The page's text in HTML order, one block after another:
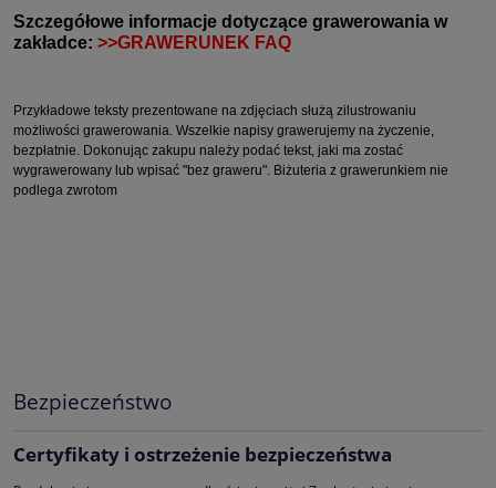
Szczegółowe informacje dotyczące grawerowania w
zakładce: >>GRAWERUNEK FAQ
Przykładowe teksty prezentowane na zdjęciach służą zilustrowaniu
możliwości grawerowania. Wszelkie napisy grawerujemy na życzenie,
bezpłatnie. Dokonując zakupu należy podać tekst, jaki ma zostać
wygrawerowany lub wpisać "bez graweru". Biżuteria z grawerunkiem nie
podlega zwrotom
Bezpieczeństwo
Certyfikaty i ostrzeżenie bezpieczeństwa